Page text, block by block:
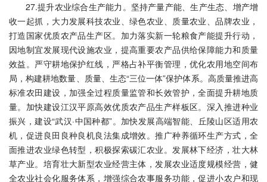
27.提升农业综合生产能力。坚持产量产能、生产生态、增产增
收一起抓，大力发展科技农业、绿色农业、质量农业、品牌农业，
打造国家优质农产品生产区。加力落实新一轮粮食产能提升行动，
因地制宜发展现代设施农业，提高重要农产品供给保障能力和质量
效益。严守耕地保护红线，严格占补平衡管理，优化农用地空间布
局，构建耕地数量、质量、生态“三位一体”保护体系。高质量推进高
标准农田建设，加强全过程质量监管和长效管护，全面提升耕地质
量。加快建设江汉平原高效优质农产品生产样板区。深入推进种业
振兴，建设“武汉·中国种都”。加快发展高端智能、丘陵山区适用农
机，促进良田良种良机良法集成增效。推广种养循环生产方式，全
面推进农业绿色转型，积极探索碳汇农业。发展林下经济，壮大林
草产业。培育壮大新型农业经营主体，发展农业适度规模经营，健
全农业社会化服务体系，增强综合农事服务功能，促进小农户和现